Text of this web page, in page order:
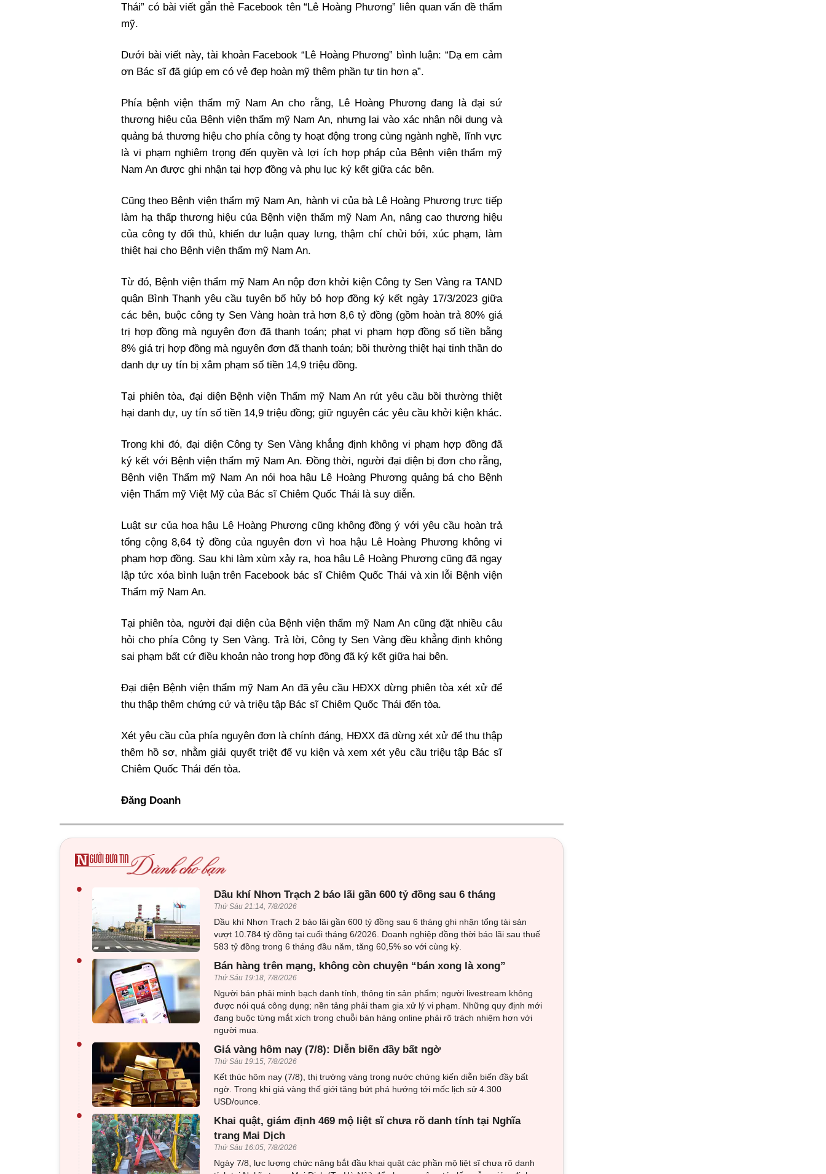
Thái” có bài viết gắn thẻ Facebook tên “Lê Hoàng Phương” liên quan vấn đề thẩm
mỹ.
Dưới bài viết này, tài khoản Facebook “Lê Hoàng Phương” bình luận: “Dạ em cảm
ơn Bác sĩ đã giúp em có vẻ đẹp hoàn mỹ thêm phần tự tin hơn ạ”.
Phía bệnh viện thẩm mỹ Nam An cho rằng, Lê Hoàng Phương đang là đại sứ
thương hiệu của Bệnh viện thẩm mỹ Nam An, nhưng lại vào xác nhận nội dung và
quảng bá thương hiệu cho phía công ty hoạt động trong cùng ngành nghề, lĩnh vực
là vi phạm nghiêm trọng đến quyền và lợi ích hợp pháp của Bệnh viện thẩm mỹ
Nam An được ghi nhận tại hợp đồng và phụ lục ký kết giữa các bên.
Cũng theo Bệnh viện thẩm mỹ Nam An, hành vi của bà Lê Hoàng Phương trực tiếp
làm hạ thấp thương hiệu của Bệnh viện thẩm mỹ Nam An, nâng cao thương hiệu
của công ty đối thủ, khiến dư luận quay lưng, thậm chí chửi bới, xúc phạm, làm
thiệt hại cho Bệnh viện thẩm mỹ Nam An.
Từ đó, Bệnh viện thẩm mỹ Nam An nộp đơn khởi kiện Công ty Sen Vàng ra TAND
quận Bình Thạnh yêu cầu tuyên bố hủy bỏ hợp đồng ký kết ngày 17/3/2023 giữa
các bên, buộc công ty Sen Vàng hoàn trả hơn 8,6 tỷ đồng (gồm hoàn trả 80% giá
trị hợp đồng mà nguyên đơn đã thanh toán; phạt vi phạm hợp đồng số tiền bằng
8% giá trị hợp đồng mà nguyên đơn đã thanh toán; bồi thường thiệt hại tinh thần do
danh dự uy tín bị xâm phạm số tiền 14,9 triệu đồng.
Tại phiên tòa, đại diện Bệnh viện Thẩm mỹ Nam An rút yêu cầu bồi thường thiệt
hại danh dự, uy tín số tiền 14,9 triệu đồng; giữ nguyên các yêu cầu khởi kiện khác.
Trong khi đó, đại diện Công ty Sen Vàng khẳng định không vi phạm hợp đồng đã
ký kết với Bệnh viện thẩm mỹ Nam An. Đồng thời, người đại diện bị đơn cho rằng,
Bệnh viện Thẩm mỹ Nam An nói hoa hậu Lê Hoàng Phương quảng bá cho Bệnh
viện Thẩm mỹ Việt Mỹ của Bác sĩ Chiêm Quốc Thái là suy diễn.
Luật sư của hoa hậu Lê Hoàng Phương cũng không đồng ý với yêu cầu hoàn trả
tổng cộng 8,64 tỷ đồng của nguyên đơn vì hoa hậu Lê Hoàng Phương không vi
phạm hợp đồng. Sau khi làm xùm xảy ra, hoa hậu Lê Hoàng Phương cũng đã ngay
lập tức xóa bình luận trên Facebook bác sĩ Chiêm Quốc Thái và xin lỗi Bệnh viện
Thẩm mỹ Nam An.
Tại phiên tòa, người đại diện của Bệnh viện thẩm mỹ Nam An cũng đặt nhiều câu
hỏi cho phía Công ty Sen Vàng. Trả lời, Công ty Sen Vàng đều khẳng định không
sai phạm bất cứ điều khoản nào trong hợp đồng đã ký kết giữa hai bên.
Đại diện Bệnh viện thẩm mỹ Nam An đã yêu cầu HĐXX dừng phiên tòa xét xử để
thu thập thêm chứng cứ và triệu tập Bác sĩ Chiêm Quốc Thái đến tòa.
Xét yêu cầu của phía nguyên đơn là chính đáng, HĐXX đã dừng xét xử để thu thập
thêm hồ sơ, nhằm giải quyết triệt để vụ kiện và xem xét yêu cầu triệu tập Bác sĩ
Chiêm Quốc Thái đến tòa.
Đăng Doanh
• Dầu khí Nhơn Trạch 2 báo lãi gần 600 tỷ đồng sau 6 tháng
Thứ Sáu 21:14, 7/8/2026
Dầu khí Nhơn Trạch 2 báo lãi gần 600 tỷ đồng sau 6 tháng ghi nhận tổng tài sản
vượt 10.784 tỷ đồng tại cuối tháng 6/2026. Doanh nghiệp đồng thời báo lãi sau thuế
583 tỷ đồng trong 6 tháng đầu năm, tăng 60,5% so với cùng kỳ.
• Bán hàng trên mạng, không còn chuyện “bán xong là xong”
Thứ Sáu 19:18, 7/8/2026
Người bán phải minh bạch danh tính, thông tin sản phẩm; người livestream không
được nói quá công dụng; nền tảng phải tham gia xử lý vi phạm. Những quy định mới
đang buộc từng mắt xích trong chuỗi bán hàng online phải rõ trách nhiệm hơn với
người mua.
• Giá vàng hôm nay (7/8): Diễn biến đầy bất ngờ
Thứ Sáu 19:15, 7/8/2026
Kết thúc hôm nay (7/8), thị trường vàng trong nước chứng kiến diễn biến đầy bất
ngờ. Trong khi giá vàng thế giới tăng bứt phá hướng tới mốc lịch sử 4.300
USD/ounce.
•
Khai quật, giám định 469 mộ liệt sĩ chưa rõ danh tính tại Nghĩa
trang Mai Dịch
Thứ Sáu 16:05, 7/8/2026
Ngày 7/8, lực lượng chức năng bắt đầu khai quật các phần mộ liệt sĩ chưa rõ danh